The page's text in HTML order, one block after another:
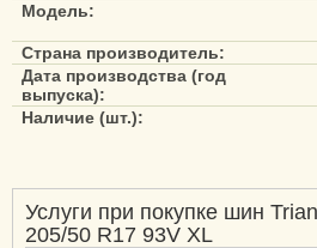
Модель:
Страна производитель:
Дата производства (год
выпуска):
Наличие (шт.):
Услуги при покупке шин
205/50 R17 93V XL